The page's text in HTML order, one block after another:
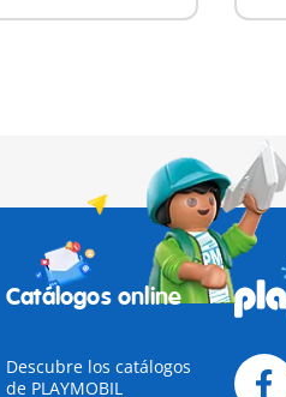
Catálogos online
Descubre los catálogos
de PLAYMOBIL